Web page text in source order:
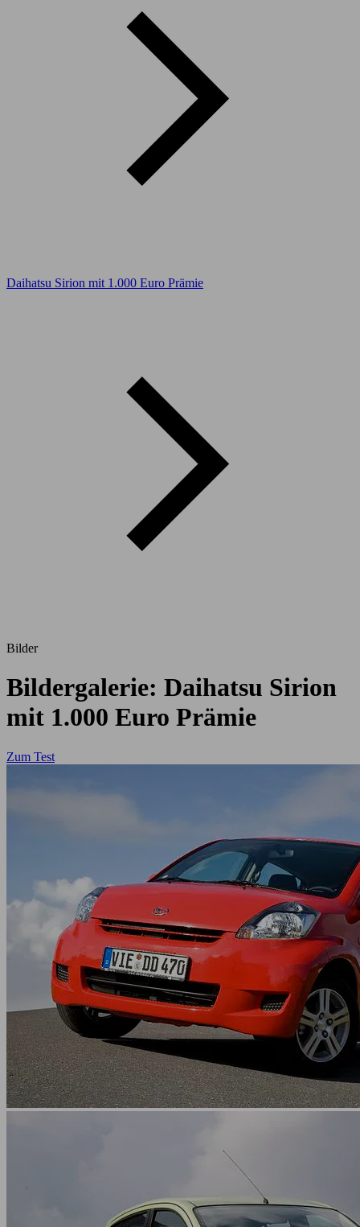
Daihatsu Sirion mit 1.000 Euro Prämie
Bilder
Bildergalerie: Daihatsu Sirion
mit 1.000 Euro Prämie
Zum Test